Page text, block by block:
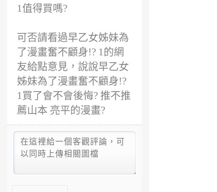
1值得買嗎?
可否請看過早乙女姊妹為
了漫畫奮不顧身!? 1的網
友給點意見，說說早乙女
姊妹為了漫畫奮不顧身!?
1買了會不會後悔? 推不推
薦山本 亮平的漫畫?